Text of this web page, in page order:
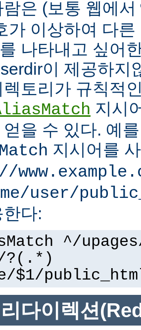
은 (보통 웹에서
가 이상하여 다
나타내고 싶어
이 제공하지
토리가 규칙적
지시
얻을 수 있다. 예
지시어를
user/
다:
^/
?(.*)
$1/
다이렉션